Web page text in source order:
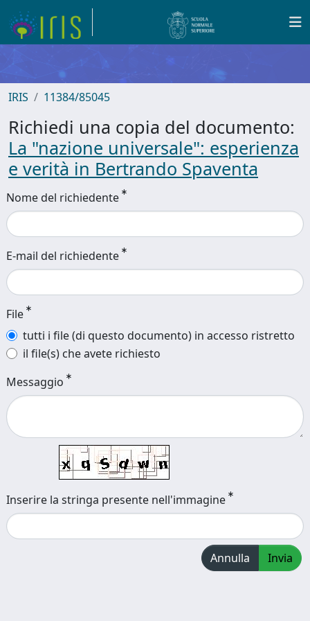
IRIS 11384/85045
Richiedi una copia del documento:
La "nazione universale": esperienza
e verità in Bertrando Spaventa
Nome del richiedente
E-mail del richiedente
File
tutti i file (di questo documento) in accesso ristretto
il file(s) che avete richiesto
Messaggio
Inserire la stringa presente nell'immagine
Annulla Invia